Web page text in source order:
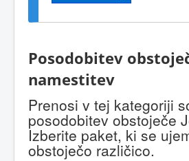
Posodobitev
namestitev
Prenosi v tej kategoriji
posodobitev obstoječe
Izberite paket, ki se
obstoječo različico.